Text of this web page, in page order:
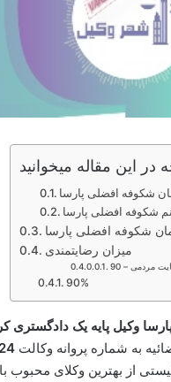
شکوفه افضلی پارسا
شکوفه افضلی پارسا
شکوفه افضلی پارسا
میزان رضایتمندی
90%
وکیل پایه یک دادگستری
به شماره پروانه وکالت
از بهترین وکلای محبوب